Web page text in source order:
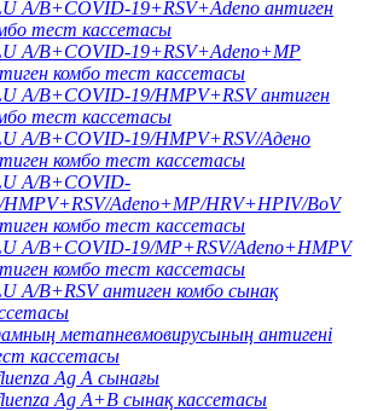
A/B+COVID-19+RSV+Adeno антиген
тест кассетасы
A/B+COVID-19+RSV+Adeno+MP
комбо тест кассетасы
A/B+COVID-19/HMPV+RSV антиген
тест кассетасы
A/B+COVID-19/HMPV+RSV/Адено
комбо тест кассетасы
A/B+COVID-
HMPV+RSV/Adeno+MP/HRV+HPIV/BoV
комбо тест кассетасы
A/B+COVID-19/MP+RSV/Adeno+HMPV
комбо тест кассетасы
A/B+RSV антиген комбо сынақ
метапневмовирусының антигені
кассетасы
Ag A сынағы
Ag A+B сынақ кассетасы